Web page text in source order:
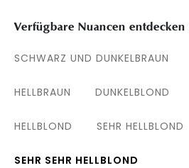
Verfügbare Nuancen entdecken
SCHWARZ UND DUNKELBRAUN
HELLBRAUN DUNKELBLOND
HELLBLOND SEHR HELLBLOND
SEHR SEHR HELLBLOND